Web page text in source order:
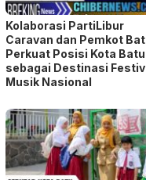
Kolaborasi PartiLibur
Caravan dan Pemkot
Perkuat Posisi Kota Batu
sebagai Destinasi
Musik Nasional